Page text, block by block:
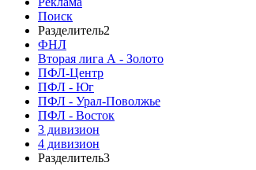
Поиск
Разделитель2
ФНЛ
Вторая лига А - Золото
ПФЛ-Центр
ПФЛ - Юг
ПФЛ - Урал-Поволжье
ПФЛ - Восток
3 дивизион
4 дивизион
Разделитель3